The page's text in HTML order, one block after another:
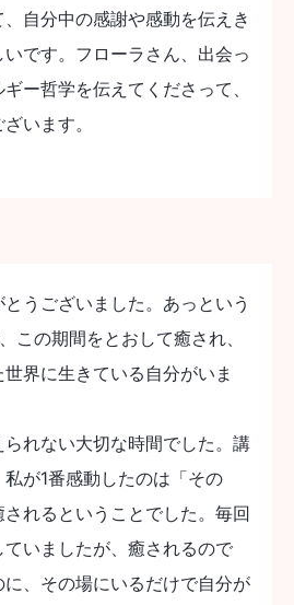
自分中の感謝や感動を伝えき
です。フローラさん、出会っ
ー哲学を伝えてくださって、
います。
うございました。あっという
この期間をとおして癒され、
界に生きている自分がいま
れない大切な時間でした。講
が1番感動したのは「その
れるということでした。毎回
いましたが、癒されるので
、その場にいるだけで自分が